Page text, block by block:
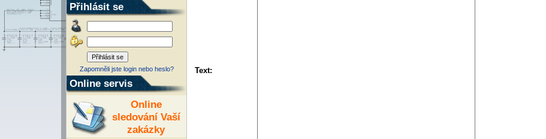
Přihlásit se
Zapomněli jste login nebo heslo?
Online servis
Online
sledování Vaší
zakázky
Text: